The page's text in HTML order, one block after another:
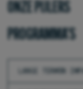
ONZE PIJLERS
PROGRAMMA'S
LANGE TERMIJN